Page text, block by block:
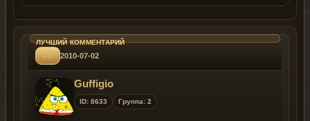
#6 2010-07-02
Guffigio
ID: 8633 Группа: 2